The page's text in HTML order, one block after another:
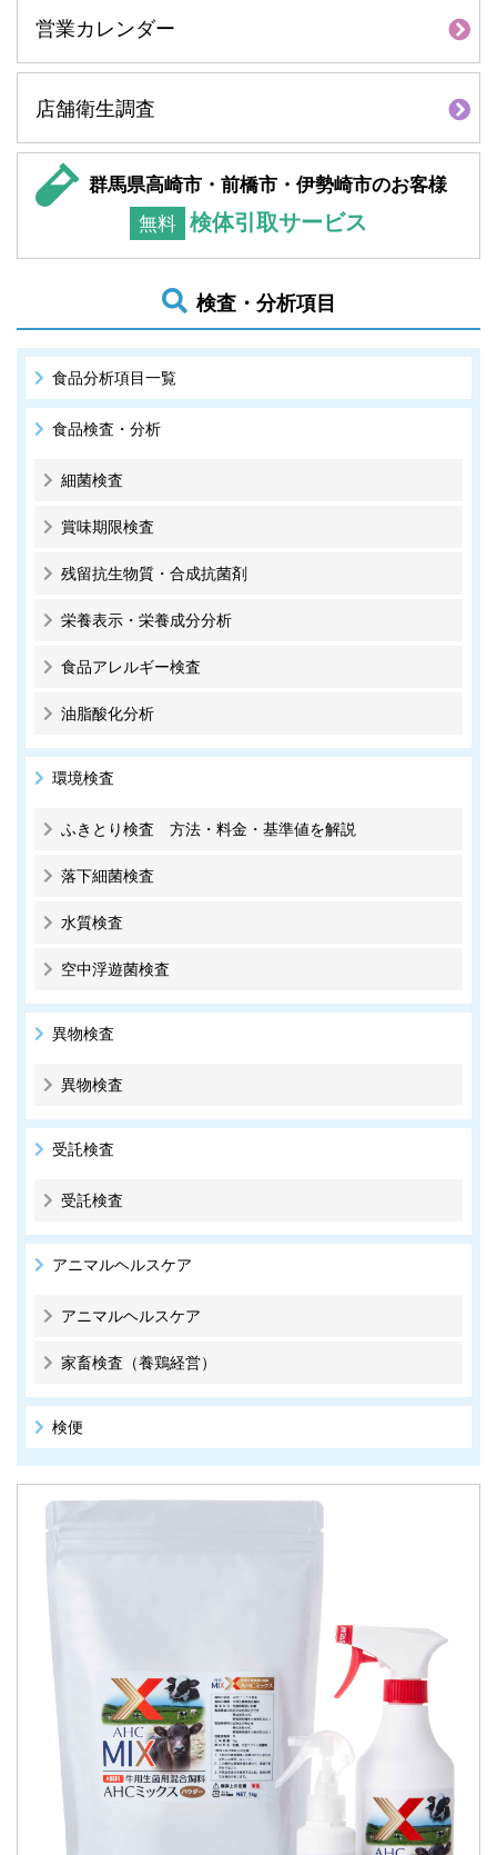
営業カレンダー
店舗衛生調査
群馬県高崎市・前橋市・伊勢崎市のお客様
無料 検体引取サービス
検査・分析項目
食品分析項目一覧
食品検査・分析
細菌検査
賞味期限検査
残留抗生物質・合成抗菌剤
栄養表示・栄養成分分析
食品アレルギー検査
油脂酸化分析
環境検査
ふきとり検査 方法・料金・基準値を解説
落下細菌検査
水質検査
空中浮遊菌検査
異物検査
異物検査
受託検査
受託検査
アニマルヘルスケア
アニマルヘルスケア
家畜検査（養鶏経営）
検便